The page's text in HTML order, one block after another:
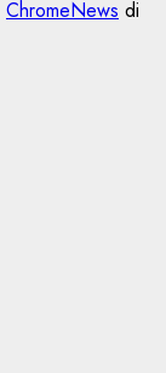
ChromeNews di